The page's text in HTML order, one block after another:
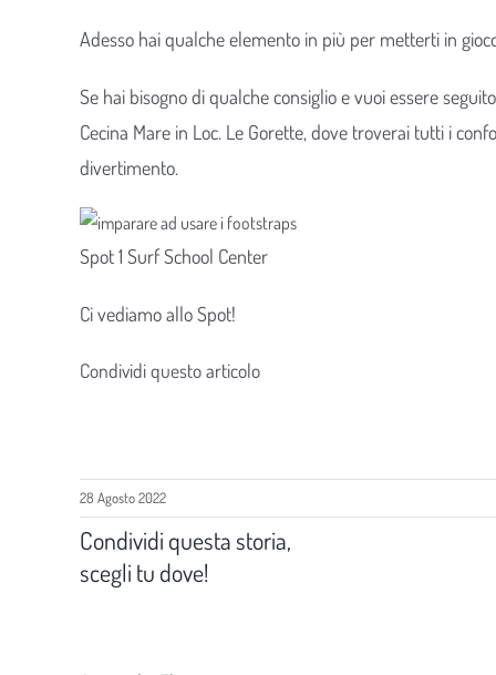
Adesso hai qualche elemento in più per metterti in
Se hai bisogno di qualche consiglio e vuoi essere
Cecina Mare in Loc. Le Gorette, dove troverai tutti i
divertimento.
Spot 1 Surf School Center
Ci vediamo allo Spot!
Condividi questo articolo
28 Agosto 2022
Condividi questa storia,
scegli tu dove!